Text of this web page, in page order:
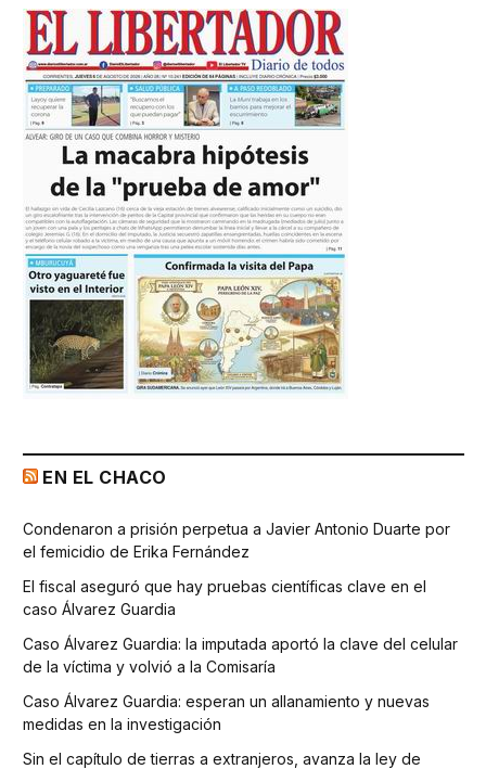
EN EL CHACO
Condenaron a prisión perpetua a Javier Antonio Duarte por
el femicidio de Erika Fernández
El fiscal aseguró que hay pruebas científicas clave en el
caso Álvarez Guardia
Caso Álvarez Guardia: la imputada aportó la clave del celular
de la víctima y volvió a la Comisaría
Caso Álvarez Guardia: esperan un allanamiento y nuevas
medidas en la investigación
Sin el capítulo de tierras a extranjeros, avanza la ley de